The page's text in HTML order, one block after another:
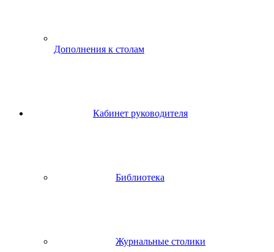
Дополнения к столам
Кабинет руководителя
Библиотека
Журнальные столики